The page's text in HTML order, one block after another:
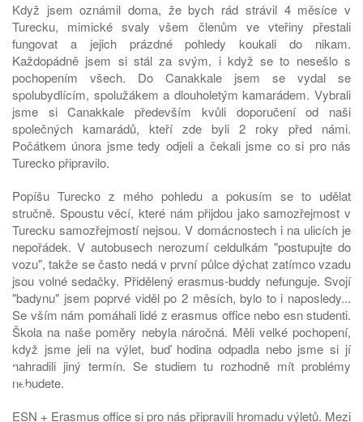
Když jsem oznámil doma, že bych rád strávil 4 měsíce v
Turecku, mimické svaly všem členům ve vteřiny přestali
fungovat a jejich prázdné pohledy koukali do nikam.
Každopádně jsem si stál za svým, i když se to nesešlo s
pochopením všech. Do Canakkale jsem se vydal se
spolubydlícím, spolužákem a dlouholetým kamarádem. Vybrali
jsme si Canakkale především kvůli doporučení od naši
společných kamarádů, kteří zde byli 2 roky před námi.
Počátkem února jsme tedy odjeli a čekali jsme co si pro nás
Turecko připravilo.
Popíšu Turecko z mého pohledu a pokusím se to udělat
stručně. Spoustu věcí, které nám přijdou jako samozřejmost v
Turecku samozřejmostí nejsou. V domácnostech i na ulicích je
nepořádek. V autobusech nerozumí celdulkám "postupujte do
vozu", takže se často nedá v první půlce dýchat zatímco vzadu
jsou volné sedačky. Přidělený erasmus-buddy nefunguje. Svojí
"badynu" jsem poprvé viděl po 2 měsích, bylo to i naposledy...
Se vším nám pomáhali lidé z erasmus office nebo esn studenti.
Škola na naše poměry nebyla náročná. Měli velké pochopení,
když jsme jeli na výlet, buď hodina odpadla nebo jsme si jí
nahradili jiný termín. Se studiem tu rozhodně mít problémy
nebudete.
ESN + Erasmus office si pro nás připravili hromadu výletů. Mezi